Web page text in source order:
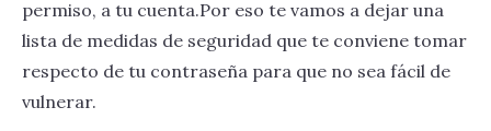
permiso, a tu cuenta.Por eso te vamos a dejar una
lista de medidas de seguridad que te conviene tomar
respecto de tu contraseña para que no sea fácil de
vulnerar.